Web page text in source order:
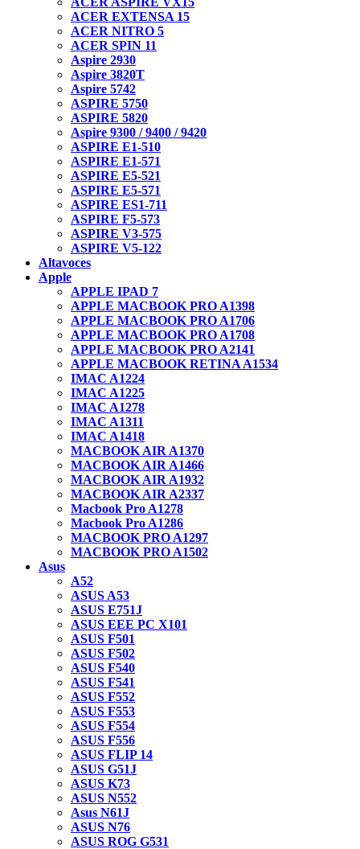
ACER EXTENSA 15
ACER NITRO 5
ACER SPIN 11
Aspire 2930
Aspire 3820T
Aspire 5742
ASPIRE 5750
ASPIRE 5820
Aspire 9300 / 9400 / 9420
ASPIRE E1-510
ASPIRE E1-571
ASPIRE E5-521
ASPIRE E5-571
ASPIRE ES1-711
ASPIRE F5-573
ASPIRE V3-575
ASPIRE V5-122
Altavoces
Apple
APPLE IPAD 7
APPLE MACBOOK PRO A1398
APPLE MACBOOK PRO A1706
APPLE MACBOOK PRO A1708
APPLE MACBOOK PRO A2141
APPLE MACBOOK RETINA A1534
IMAC A1224
IMAC A1225
IMAC A1278
IMAC A1311
IMAC A1418
MACBOOK AIR A1370
MACBOOK AIR A1466
MACBOOK AIR A1932
MACBOOK AIR A2337
Macbook Pro A1278
Macbook Pro A1286
MACBOOK PRO A1297
MACBOOK PRO A1502
Asus
A52
ASUS A53
ASUS E751J
ASUS EEE PC X101
ASUS F501
ASUS F502
ASUS F540
ASUS F541
ASUS F552
ASUS F553
ASUS F554
ASUS F556
ASUS FLIP 14
ASUS G51J
ASUS K73
ASUS N552
Asus N61J
ASUS N76
ASUS ROG G531